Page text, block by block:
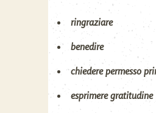
ringraziare
benedire
chiedere permesso
esprimere gratitudine